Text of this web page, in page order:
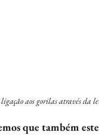
ligação aos gorilas através da
que também